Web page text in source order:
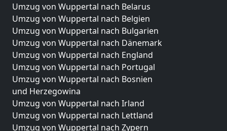
Umzug von Wuppertal nach Belarus
Umzug von Wuppertal nach Belgien
Umzug von Wuppertal nach Bulgarien
Umzug von Wuppertal nach Dänemark
Umzug von Wuppertal nach England
Umzug von Wuppertal nach Portugal
Umzug von Wuppertal nach Bosnien
und Herzegowina
Umzug von Wuppertal nach Irland
Umzug von Wuppertal nach Lettland
Umzug von Wuppertal nach Zypern